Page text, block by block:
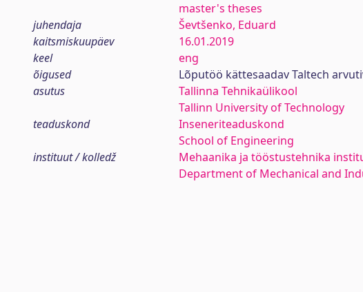
master's theses
juhendaja
Ševtšenko, Eduard
kaitsmiskuupäev
16.01.2019
keel
eng
õigused
Lõputöö kättesaadav Taltech
asutus
Tallinna Tehnikaülikool
Tallinn University of Technology
teaduskond
Inseneriteaduskond
School of Engineering
instituut / kolledž
Mehaanika ja tööstustehnika
Department of Mechanical and